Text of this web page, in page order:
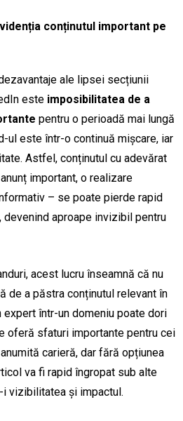
conținutul important pe
ale lipsei secțiunii
este imposibilitatea de a
pentru o perioadă mai lungă
ul este într-o continuă mișcare, iar
Astfel, conținutul cu adevărat
important, o realizare
– se poate pierde rapid
aproape invizibil pentru
acest lucru înseamnă că nu
de a păstra conținutul relevant în
expert într-un domeniu poate dori
oferă sfaturi importante pentru cei
carieră, dar fără opțiunea
va fi rapid îngropat sub alte
vizibilitatea și impactul.